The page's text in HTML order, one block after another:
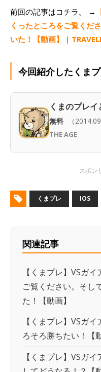
前回の記事はコチラ。 →
くったところをご覧くだ
いた！【動画】 |
今回紹介したくま
くまのプレ
無料 （
THE AGE
くまプレ IOS
関連記事
【くまプレ】VSガ
ご覧ください。そし
た！【動画】
【くまプレ】VSガ
ろそろ勝ちたい！【
【くまプレ】VSガ